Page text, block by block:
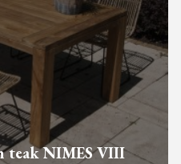
teak NIMES VIII